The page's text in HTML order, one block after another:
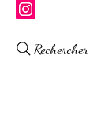
Rechercher